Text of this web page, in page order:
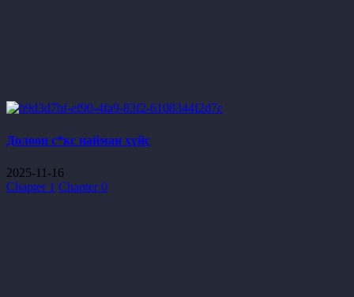
Долоон с*кс найман хүйс
2025-11-16
Chapter 1 Chapter 0